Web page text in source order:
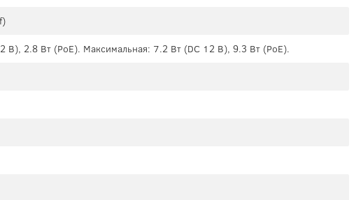
В), 2.8 Вт (PoE). Максимальная: 7.2 Вт (DC 12 В), 9.3 Вт (PoE).